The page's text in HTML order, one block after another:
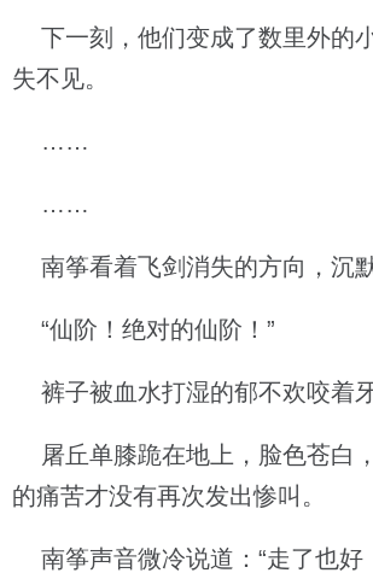
下一刻，他们变成了数里外的
失不见。
……
……
南筝看着飞剑消失的方向，沉默
“仙阶！绝对的仙阶！”
裤子被血水打湿的郁不欢咬着牙
屠丘单膝跪在地上，脸色苍白
的痛苦才没有再次发出惨叫。
南筝声音微冷说道：“走了也好